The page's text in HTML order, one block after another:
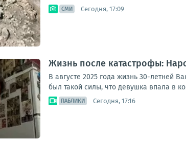
СМИ Сегодня, 17:09
Жизнь после катастрофы:
В августе 2025 года жизнь 30-летней
был такой силы, что девушка впала в
ПАБЛИКИ Сегодня, 17:16